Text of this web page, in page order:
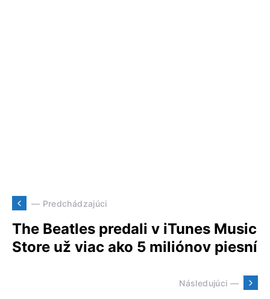
— Predchádzajúci
The Beatles predali v iTunes Music
Store už viac ako 5 miliónov piesní
Následujúci —